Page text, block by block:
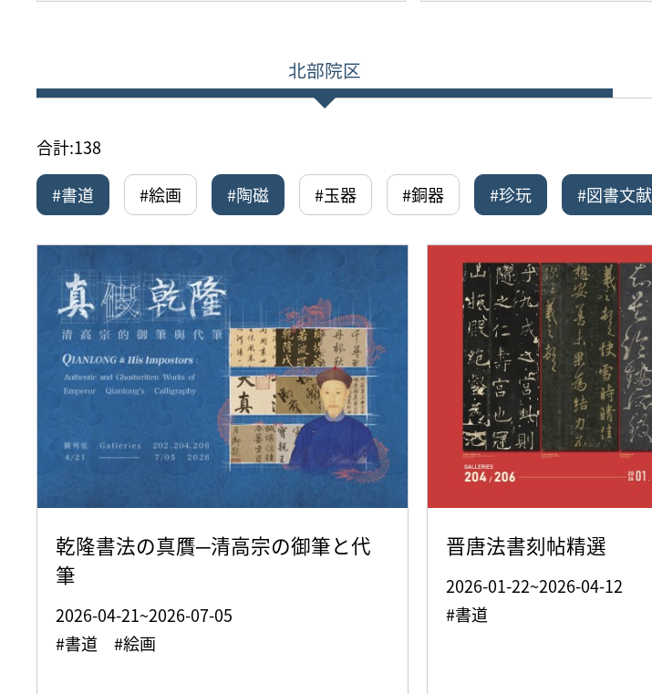
北部院区
合計:138
#書道
#絵画 #陶磁 #玉器 #銅器 #珍玩 #図書文献
乾隆書法の真贋─清高宗の御筆と代
筆
2026-04-21~2026-07-05
#書道 #絵画
晋唐法書刻帖精選
2026-01-22~2026-04-12
#書道